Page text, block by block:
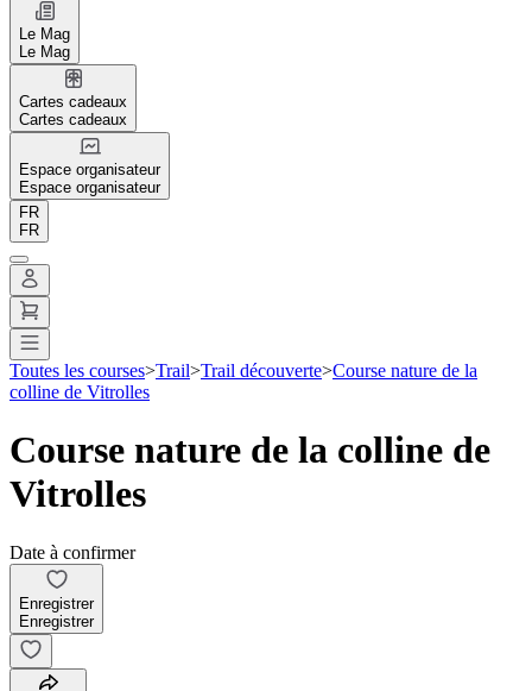
Le Mag
Le Mag
Cartes cadeaux
Cartes cadeaux
Espace organisateur
Espace organisateur
FR
FR
Toutes les courses>Trail>Trail découverte>Course nature de la
colline de Vitrolles
Course nature de la colline de
Vitrolles
Date à confirmer
Enregistrer
Enregistrer